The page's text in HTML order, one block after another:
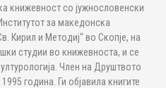
книжевност со јужнословенски
за македонска
Кирил и Методиј“ во Скопје, на
студии во книжевноста, и се
Член на Друштвото
година. Ги објавила книгите